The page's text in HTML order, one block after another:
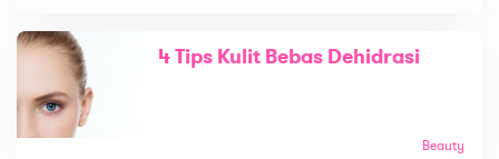
4 Tips Kulit Bebas Dehidrasi
Beauty